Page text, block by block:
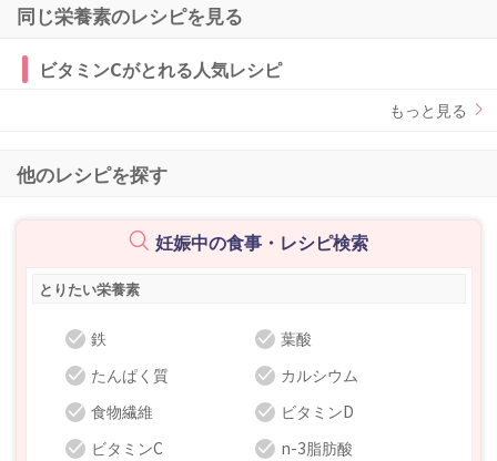
同じ栄養素のレシピを見る
ビタミンCがとれる人気レシピ
もっと見る
他のレシピを探す
妊娠中の食事・レシピ検索
とりたい栄養素
鉄
葉酸
たんぱく質
カルシウム
食物繊維
ビタミンD
ビタミンC
n-3脂肪酸